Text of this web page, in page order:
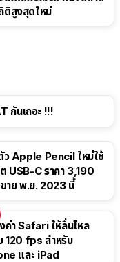
ติสูงสุดใหม่
กันเถอะ !!!
ว Apple Pencil ใหม่ใช้
USB-C ราคา 3,190
าย พ.ย. 2023 นี้
ค่า Safari ให้ลื่นไหล
120 fps สำหรับ
และ iPad